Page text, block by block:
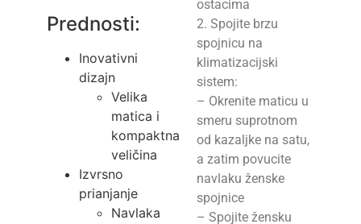
Prednosti:
Inovativni
dizajn
Velika
matica i
kompaktna
veličina
Izvrsno
prianjanje
Navlaka
ostacima
2. Spojite brzu
spojnicu na
klimatizacijski
sistem:
– Okrenite maticu u
smeru suprotnom
od kazaljke na satu,
a zatim povucite
navlaku ženske
spojnice
– Spojite žensku